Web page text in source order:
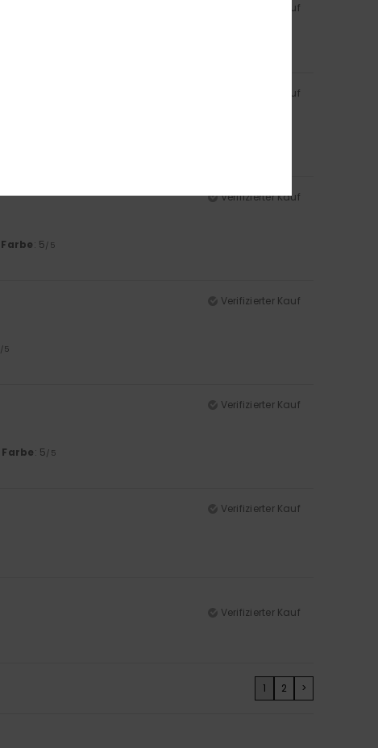
Verifizierter Kauf
Verifizierter Kauf
Verifizierter Kauf
Farbe: 5/5
Verifizierter Kauf
/5
Verifizierter Kauf
Farbe: 5/5
Verifizierter Kauf
Verifizierter Kauf
1 2 >